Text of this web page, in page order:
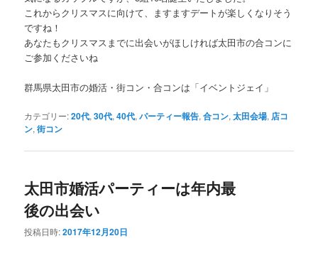
これからクリスマスに向けて、ますますデートが楽しくなりそう
ですね！
あなたもクリスマスまでに出会いがほしければ太田市の合コンに
ご参加くださいね
群馬県太田市の婚活・街コン・合コンは「イベントジェイ」
カテゴリー:20代,30代,40代,パーティー報告,合コン,太田会場, 店コ
ン,街コン
太田市婚活パーティーは年内最
後の出会い
投稿日時:2017年12月20日